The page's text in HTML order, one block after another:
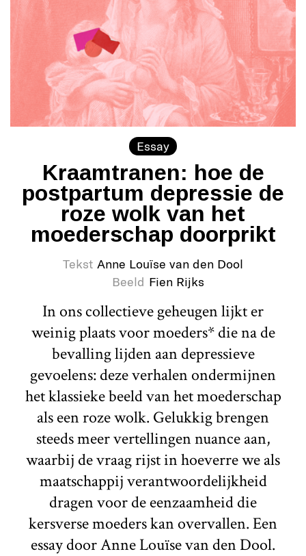
Essay
Kraamtranen: hoe de
postpartum depressie de
roze wolk van het
moederschap doorprikt
Tekst Anne Louïse van den Dool
Beeld Fien Rijks
In ons collectieve geheugen lijkt er
weinig plaats voor moeders* die na de
bevalling lijden aan depressieve
gevoelens: deze verhalen ondermijnen
het klassieke beeld van het moederschap
als een roze wolk. Gelukkig brengen
steeds meer vertellingen nuance aan,
waarbij de vraag rijst in hoeverre we als
maatschappij verantwoordelijkheid
dragen voor de eenzaamheid die
kersverse moeders kan overvallen. Een
essay door Anne Louïse van den Dool.